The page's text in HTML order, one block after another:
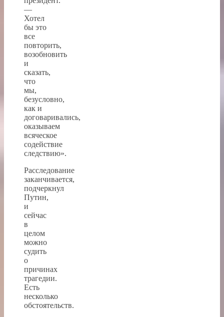
—
Хотел
бы это
все
повторить,
возобновить
и
сказать,
что
мы,
безусловно,
как и
договаривались,
оказываем
всяческое
содействие
следствию».
Расследование
заканчивается,
подчеркнул
Путин,
и
сейчас
в
целом
можно
судить
о
причинах
трагедии.
Есть
несколько
обстоятельств.